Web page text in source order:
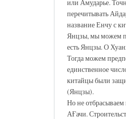
или Амударье.
перечитывать
название Енчу с
Янцзы, мы можем
есть Янцзы. О
Тогда можем
единственное
китайцы были
(Янцзы).
Но не
АҒачи.